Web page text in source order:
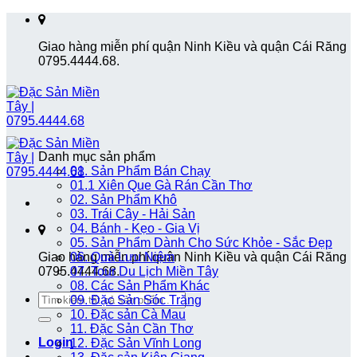
Skip
contentGiao hàng miễn phí quận Ninh Kiều và quận Cái Răng
0795.4444.68.
Giao hàng miễn phí quận Ninh Kiều và quận Cái Răng
0795.4444.68.
Search
for:
Login
Danh mục sản phẩm
01. Sản Phẩm Bán Chạy
01.1 Xiên Que Gà Rán Cần Thơ
02. Sản Phẩm Khô
03. Trái Cây - Hải Sản
04. Bánh - Kẹo - Gia Vị
05. Sản Phẩm Dành Cho Sức Khỏe - Sắc Đẹp
06. Quà Lưu Niệm
07. Tour Du Lịch Miền Tây
08. Các Sản Phẩm Khác
09. Đặc Sản Sóc Trăng
10. Đặc sản Cà Mau
11. Đặc Sản Cần Thơ
12. Đặc Sản Vĩnh Long